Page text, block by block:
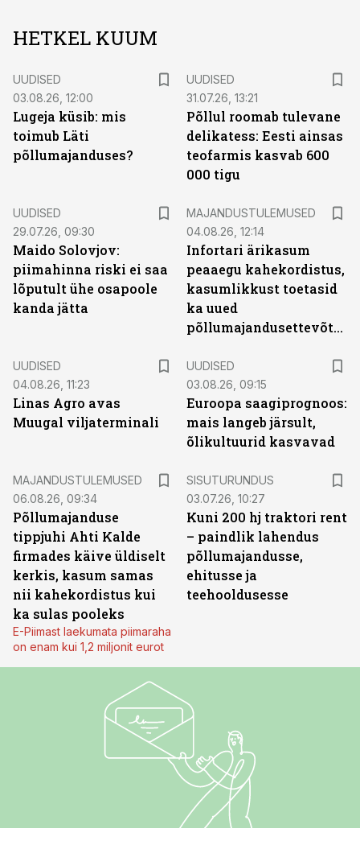
HETKEL KUUM
UUDISED
03.08.26, 12:00
Lugeja küsib: mis
toimub Läti
põllumajanduses?
UUDISED
31.07.26, 13:21
Põllul roomab tulevane
delikatess: Eesti ainsas
teofarmis kasvab 600
000 tigu
UUDISED
29.07.26, 09:30
Maido Solovjov:
piimahinna riski ei saa
lõputult ühe osapoole
kanda jätta
MAJANDUSTULEMUSED
04.08.26, 12:14
Infortari ärikasum
peaaegu kahekordistus,
kasumlikkust toetasid
ka uued
põllumajandusettevõtted
UUDISED
04.08.26, 11:23
Linas Agro avas
Muugal viljaterminali
UUDISED
03.08.26, 09:15
Euroopa saagiprognoos:
mais langeb järsult,
õlikultuurid kasvavad
MAJANDUSTULEMUSED
06.08.26, 09:34
Põllumajanduse
tippjuhi Ahti Kalde
firmades käive üldiselt
kerkis, kasum samas
nii kahekordistus kui
ka sulas pooleks
E-Piimast laekumata piimaraha
on enam kui 1,2 miljonit eurot
SISUTURUNDUS
03.07.26, 10:27
Kuni 200 hj traktori rent
– paindlik lahendus
põllumajandusse,
ehitusse ja
teehooldusesse